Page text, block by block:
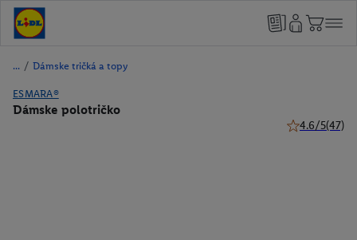
/ Dámske tričká a topy
ESMARA®
Dámske polotričko
4.6/5(47)